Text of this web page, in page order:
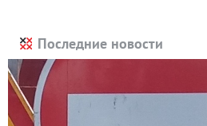
Последние новости